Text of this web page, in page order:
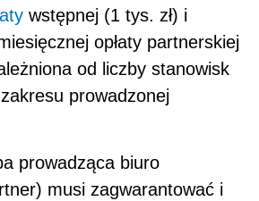
wstępnej (1 tys. zł) i
opłaty partnerskiej
od liczby stanowisk
prowadzonej
prowadząca biuro
musi zagwarantować i